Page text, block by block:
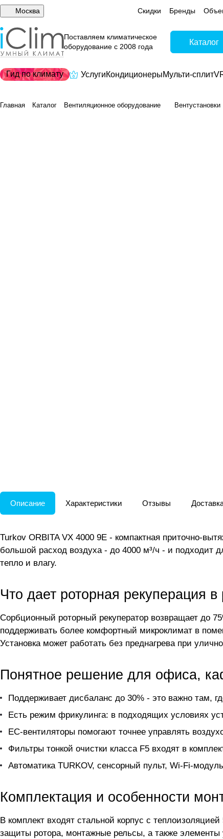
Москва Скидки Бренды
Поставляем климатическое
оборудование с 2008 года
Каталог
Гид по климату УслугиКондиционерыМульти-сплит
Главная Каталог Вентиляционное оборудование Вентустановки
Описание Характеристики Отзывы
Turkov ORBITA VX 4000 9E - компактная приточно-
большой расход воздуха - до 4000 м³/ч - и подходит
тепло и влагу.
Что дает роторная рекуперация
Сорбционный роторный рекуператор возвращает до
поддерживать более комфортный микроклимат в
Установка может работать без преднагрева при
Понятное решение для офиса,
Поддерживает дисбаланс до 30% - это важно там,
Есть режим фрикулинга: в подходящих условиях
ЕС-вентиляторы помогают точнее управлять
Фильтры тонкой очистки класса F5 входят в
Автоматика TURKOV, сенсорный пульт, Wi-Fi-
Комплектация и особенности
В комплект входят стальной корпус с
защиты ротора, монтажные рельсы, а также